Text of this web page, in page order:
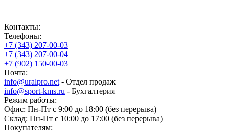
Контакты:
Телефоны:
+7 (343) 207-00-03
+7 (343) 207-00-04
+7 (902) 150-00-03
Почта:
info@uralpro.net - Отдел продаж
info@sport-kms.ru - Бухгалтерия
Режим работы:
Офис: Пн-Пт с 9:00 до 18:00 (без перерыва)
Склад: Пн-Пт с 10:00 до 17:00 (без перерыва)
Покупателям: